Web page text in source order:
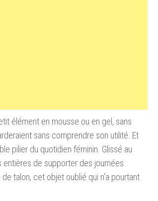
élément en mousse ou en gel, sans
sans comprendre son utilité. Et
pilier du quotidien féminin. Glissé au
entières de supporter des journées
talon, cet objet oublié qui n’a pourtant